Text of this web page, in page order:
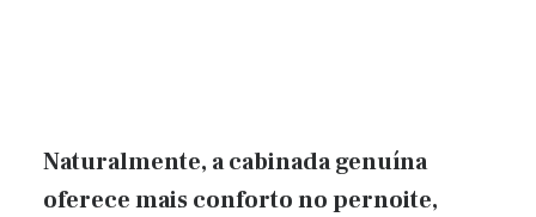
Naturalmente, a cabinada genuína
oferece mais conforto no pernoite,